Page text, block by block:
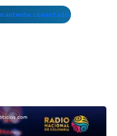
conectado